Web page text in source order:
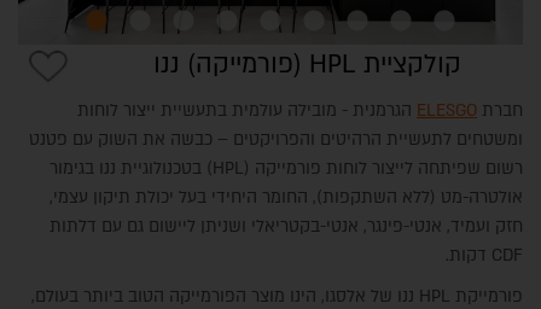
אתר הזמנות
קולקציית HPL (פורמייקה) ננו
חברת ELESGO הגרמנית - מובילה עולמית בתעשיית ייצור לוחות
ומשטחים לתעשיית הרהיטים והפרויקטים – כבשה את השוק עם פטנט
רשום שפיתחה לייצור לוחות פורמייקה (HPL) בטכנולוגיית ננו בגימור
אולטרה-מט (ללא השתקפות), החומר היחידי בעל יכולת תיקון עצמי,
חזק ועמיד, אנטי-פינגר, אנטי-בקטריאלי ושניתן ליישום גם עם דלתות
CDF דקות.
פורמייקת HPL ננו של אלסגו, הינו מוצר הפורמייקה הטוב ביותר בעולם,